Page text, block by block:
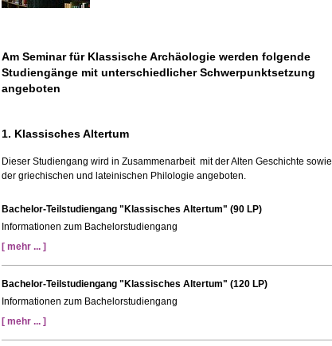
Am Seminar für Klassische Archäologie werden folgende
Studiengänge mit unterschiedlicher Schwerpunktsetzung
angeboten
1. Klassisches Altertum
Dieser Studiengang wird in Zusammenarbeit mit der Alten Geschichte sowie
der griechischen und lateinischen Philologie angeboten.
Bachelor-Teilstudiengang "Klassisches Altertum" (90 LP)
Informationen zum Bachelorstudiengang
[ mehr ... ]
Bachelor-Teilstudiengang "Klassisches Altertum" (120 LP)
Informationen zum Bachelorstudiengang
[ mehr ... ]